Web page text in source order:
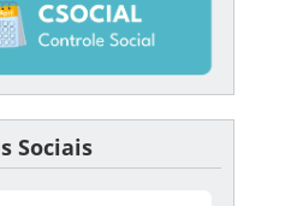
Sociais